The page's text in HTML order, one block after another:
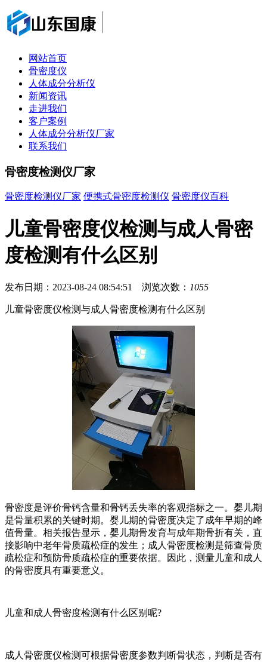
网站首页
骨密度仪
人体成分分析仪
新闻资讯
走进我们
客户案例
人体成分分析仪厂家
联系我们
骨密度检测仪厂家
骨密度检测仪厂家 便携式骨密度检测仪 骨密度仪百科
儿童骨密度仪检测与成人骨密
度检测有什么区别
发布日期：2023-08-24 08:54:51 浏览次数： 1055
儿童骨密度仪检测与成人骨密度检测有什么区别
骨密度是评价骨钙含量和骨钙丢失率的客观指标之一。婴儿期
是骨量积累的关键时期。婴儿期的骨密度决定了成年早期的峰
值骨量。相关报告显示，婴儿期骨发育与成年期骨折有关，直
接影响中老年骨质疏松症的发生；成人骨密度检测是筛查骨质
疏松症和预防骨质疏松症的重要依据。因此，测量儿童和成人
的骨密度具有重要意义。
儿童和成人骨密度检测有什么区别呢?
成人骨密度仪检测可根据骨密度参数判断骨状态，判断是否有